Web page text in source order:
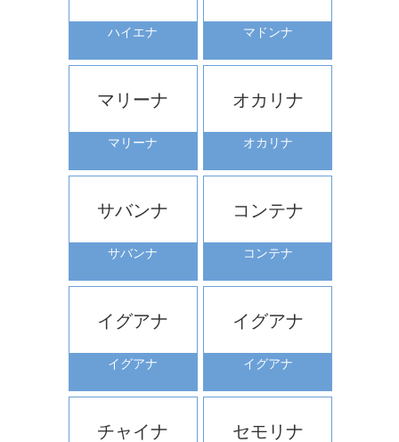
ハイエナ マドンナ
マリーナ
マリーナ
オカリナ
オカリナ
サバンナ
サバンナ
コンテナ
コンテナ
イグアナ
イグアナ
イグアナ
イグアナ
チャイナ セモリナ